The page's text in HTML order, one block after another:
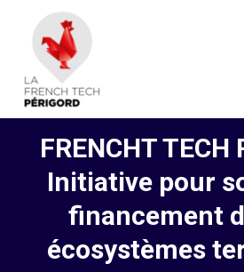
FRENCHT TECH
Initiative pour
financement
écosystèmes